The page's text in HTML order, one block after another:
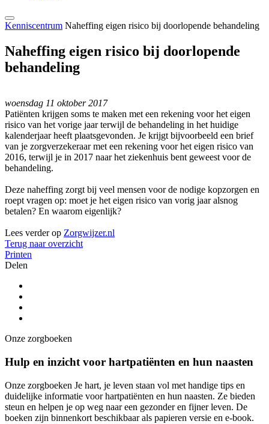
Kenniscentrum Naheffing eigen risico bij doorlopende behandeling
Naheffing eigen risico bij doorlopende
behandeling
woensdag 11 oktober 2017
Patiënten krijgen soms te maken met een rekening voor het eigen
risico van het vorige jaar terwijl de behandeling in het huidige
kalenderjaar heeft plaatsgevonden. Je krijgt bijvoorbeeld een brief
van je zorgverzekeraar met een rekening voor het eigen risico van
2016, terwijl je in 2017 naar het ziekenhuis bent geweest voor de
behandeling.
Deze naheffing zorgt bij veel mensen voor de nodige kopzorgen en
roept vragen op: moet je het eigen risico van vorig jaar alsnog
betalen? En waarom eigenlijk?
Lees verder op Zorgwijzer.nl
Terug naar overzicht
Printen
Delen
Onze zorgboeken
Hulp en inzicht voor hartpatiënten en hun naasten
Onze zorgboeken Je hart, je leven staan vol met handige tips en
duidelijke informatie voor hartpatiënten en hun naasten. Ze bieden
steun en helpen je op weg naar een gezonder en fijner leven. De
boeken zijn binnenkort beschikbaar als papieren versie en e-book.